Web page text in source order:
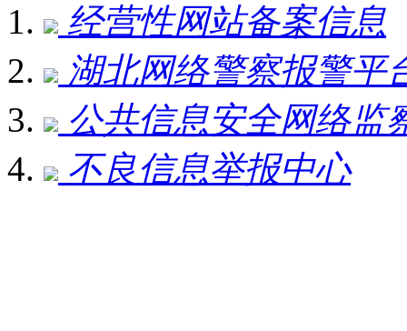
经营性网站备案信息
湖北网络警察报警平
公共信息安全网络监
不良信息举报中心